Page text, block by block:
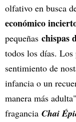
olfativo en busca
económico
pequeñas chispas
todos los días. Los
sentimiento de
infancia o un
manera más
fragancia Chai